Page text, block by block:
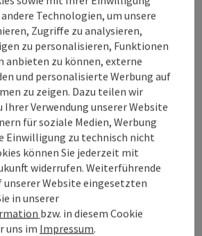
(Abholstation)
einsparen
und Services kennenlernen
Annahmestelle
kopieren
Technologien, um unsere
Zugriffe zu analysieren,
zu personalisieren, Funktionen
anbieten zu können, externe
und personalisierte Werbung auf
zu zeigen. Dazu teilen wir
Verwendung unserer Website
für soziale Medien, Werbung
Einwilligung zu technisch nicht
können Sie jederzeit mit
widerrufen. Weiterführende
unserer Website eingesetzten
in unserer
bzw. in diesem Cookie
uns im Impressum.